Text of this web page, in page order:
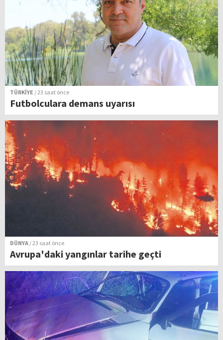
TÜRKİYE / 23 saat önce
Futbolculara demans uyarısı
DÜNYA / 23 saat önce
Avrupa'daki yangınlar tarihe geçti